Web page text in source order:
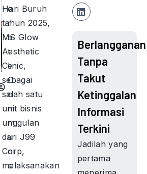
o
r
a
t
e
C
o
m
m
u
ni
c
Hari Buruh
tahun 2025,
MS Glow
Aesthetic
Clinic,
sebagai
salah satu
unit bisnis
unggulan
dari J99
Corp,
melaksanakan
Berlangganan
Tanpa
Takut
Ketinggalan
Informasi
Terkini
Jadilah yang
pertama